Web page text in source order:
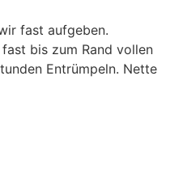
fast aufgeben.
bis zum Rand vollen
Entrümpeln. Nette